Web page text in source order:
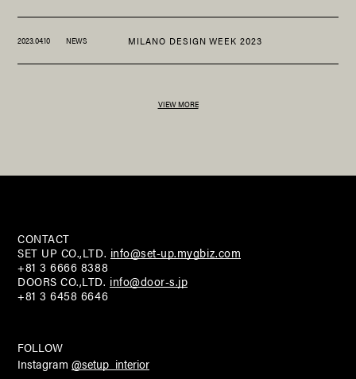
VIEW MORE
2023.04.10 NEWS MILANO DESIGN WEEK 2023
CONTACT
SET UP CO.,LTD. info@set-up.mygbiz.com
+81 3 6666 8388
DOORS CO.,LTD. info@door-s.jp
+81 3 6458 6646
FOLLOW
Instagram@setup_interior